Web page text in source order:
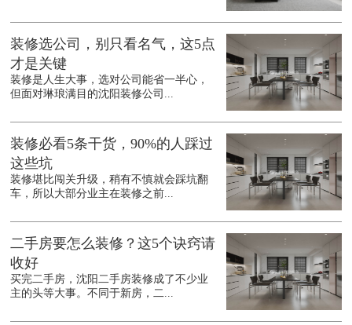
装修选公司，别只看名气，这5点
才是关键
装修是人生大事，选对公司能省一半心，
但面对琳琅满目的沈阳装修公司...
装修必看5条干货，90%的人踩过
这些坑
装修堪比闯关升级，稍有不慎就会踩坑翻
车，所以大部分业主在装修之前...
二手房要怎么装修？这5个诀窍请
收好
买完二手房，沈阳二手房装修成了不少业
主的头等大事。不同于新房，二...